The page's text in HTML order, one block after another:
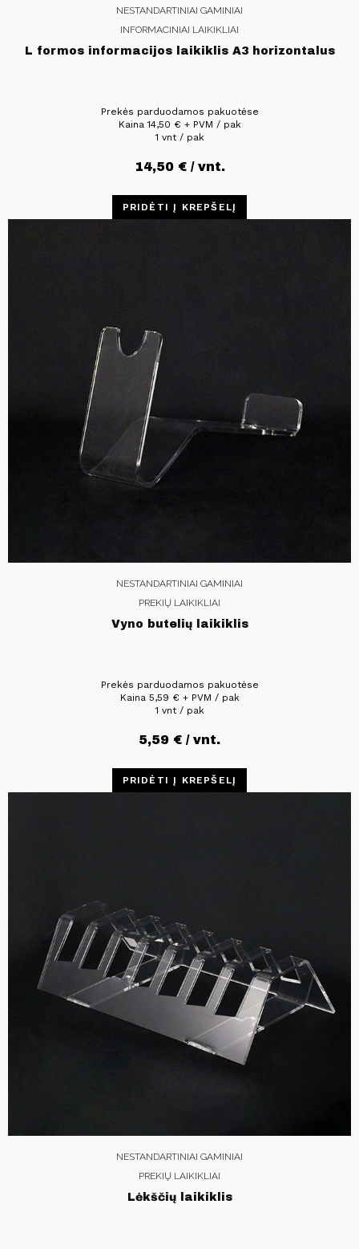
NESTANDARTINIAI GAMINIAI
INFORMACINIAI LAIKIKLIAI
L formos informacijos laikiklis A3 horizontalus
Prekės parduodamos pakuotėse
Kaina14,50 €+ PVM / pak
1 vnt / pak
14,50 €/ vnt.
PRIDĖTI Į KREPŠELĮ
NESTANDARTINIAI GAMINIAI
PREKIŲ LAIKIKLIAI
Vyno butelių laikiklis
Prekės parduodamos pakuotėse
Kaina 5,59 €+ PVM / pak
1 vnt / pak
5,59 € / vnt.
PRIDĖTI Į KREPŠELĮ
NESTANDARTINIAI GAMINIAI
PREKIŲ LAIKIKLIAI
Lėkščių laikiklis